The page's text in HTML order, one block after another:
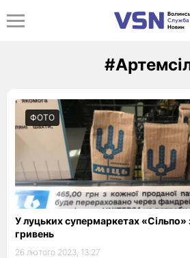
ФОТО
У луцьких супермаркетах «Сільпо»
гривень
26 лютого 2023, 13:27